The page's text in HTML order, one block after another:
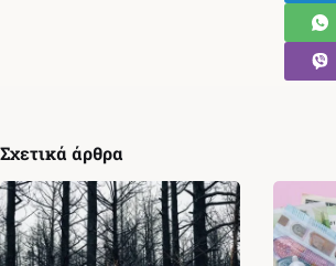
Σχετικά άρθρα